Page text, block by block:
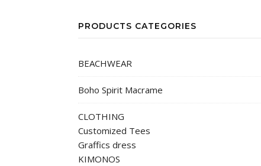
PRODUCTS CATEGORIES
BEACHWEAR
Boho Spirit Macrame
CLOTHING
Customized Tees
Graffics dress
KIMONOS